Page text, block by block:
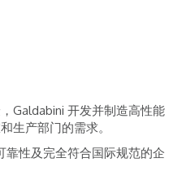
Galdabini 开发并制造高性能
生产部门的需求。
靠性及完全符合国际规范的企